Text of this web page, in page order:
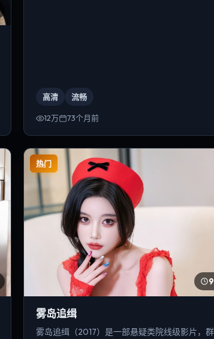
高清 流畅
12万 73个月前
热门
雾岛追缉
雾岛追缉（2017）是一部悬疑类院线级影片，